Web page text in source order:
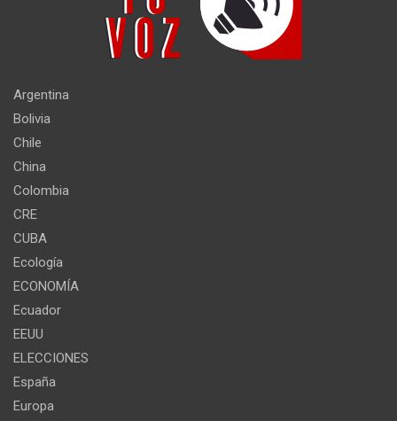
Argentina
Bolivia
Chile
China
Colombia
CRE
CUBA
Ecología
ECONOMÍA
Ecuador
EEUU
ELECCIONES
España
Europa